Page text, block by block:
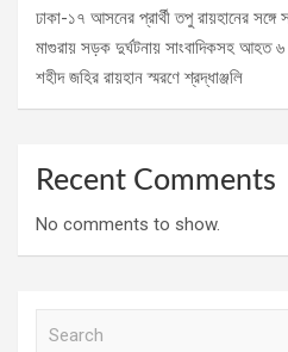
ঢাকা-১৭ আসনের প্রার্থী তপু রায়হানের সঙ্গে
মাগুরায় সড়ক দুর্ঘটনায় সাংবাদিকসহ আহত ৬
শহীদ জহির রায়হান স্মরণে শ্রদ্ধাঞ্জলি
Recent Comments
No comments to show.